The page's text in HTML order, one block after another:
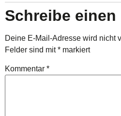
Schreibe
Deine E-Mail-Adresse wird nicht
Felder sind mit* markiert
Kommentar *